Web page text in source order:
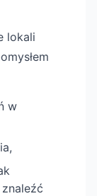
lokali
w